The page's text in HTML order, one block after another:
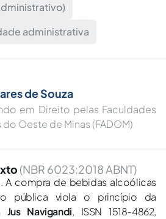
administrativa
de Souza
em Direito pelas Faculdades
Oeste de Minas (FADOM)
(NBR 6023:2018 ABNT)
A compra de bebidas alcoólicas
pública viola o princípio da
Jus Navigandi, ISSN 1518-4862,